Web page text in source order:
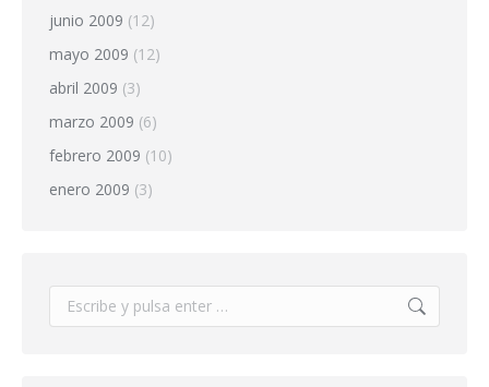
junio 2009 (12)
mayo 2009 (12)
abril 2009 (3)
marzo 2009 (6)
febrero 2009 (10)
enero 2009 (3)
Buscar: